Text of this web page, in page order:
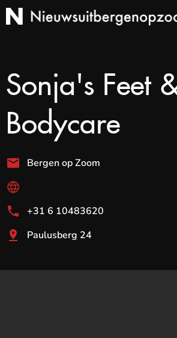
Sonja's Feet &
Bodycare
Bergen op Zoom
+31 6 10483620
Paulusberg 24